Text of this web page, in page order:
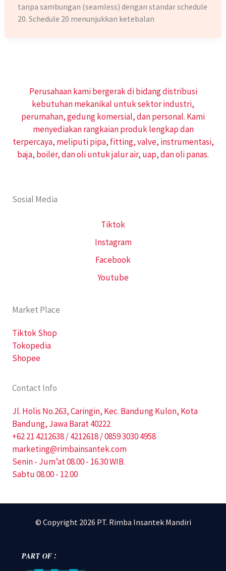
tanpa sambungan (seamless) dengan standar schedule
20. Schedule 20 menunjukkan ketebalan
Perusahaan kami bergerak di bidang distribusi
kebutuhan mekanikal untuk sektor industri,
perumahan, gedung komersial, dan personal. Kami
menyediakan rangkaian produk lengkap dan
terpercaya, meliputi pipa, fitting, valve, instrumentasi,
baja, boiler, dan oli untuk jalur air, uap, dan oli panas.
Sosial Media
Tiktok
Instagram
Facebook
Youtube
Market Place
Tiktok Shop
Tokopedia
Shopee
Contact Info
Jl. Holis No.263, Caringin, Kec. Bandung Kulon, Kota
Bandung, Jawa Barat 40222
+62 21 4212638 / 4212618 / 0859 3030 4958
marketing@rimbainsantek.com
Senin - Jum’at 08.00 - 16.30 WIB.
Sabtu 08.00 - 12.00
© Copyright 2026 PT. Rimba Insantek Mandiri